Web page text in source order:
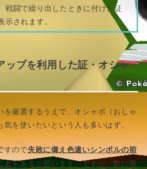
戦闘で繰り出したときに付けた証
されます。
ップを利用した証・オシャ
を厳選するうえで、オシャボ（おしゃ
を使いたいという人も多いはず。
すので失敗に備え色違いシンボルの前
ともあると思います。ですが、数に限